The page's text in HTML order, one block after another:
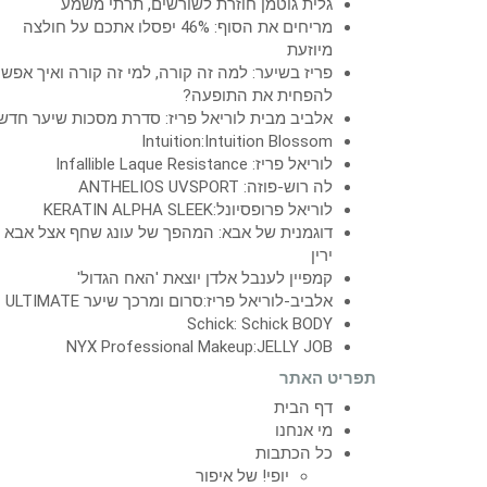
גלית גוטמן חוזרת לשורשים, תרתי משמע
מריחים את הסוף: 46% יפסלו אתכם על חולצה
מיוזעת
פריז בשיער: למה זה קורה, למי זה קורה ואיך
להפחית את התופעה?
אלביב מבית לוריאל פריז: סדרת מסכות שיער
Intuition:Intuition Blossom
לוריאל פריז: Infallible Laque Resistance
לה רוש-פוזה: ANTHELIOS UVSPORT
לוריאל פרופסיונל:KERATIN ALPHA SLEEK
דוגמנית של אבא: המהפך של עונג שחף אצל אבא
ירין
קמפיין לענבל אלדן יוצאת 'האח הגדול'
אלביב-לוריאל פריז:סרום ומרכך שיער ULTIMATE
Schick: Schick BODY
NYX Professional Makeup:JELLY JOB
תפריט האתר
דף הבית
מי אנחנו
כל הכתבות
יופי! של איפור